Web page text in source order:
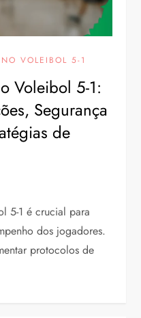
VOLEIBOL 5-1
Voleibol 5-1:
Segurança
de
5-1 é crucial para
dos jogadores.
protocolos de